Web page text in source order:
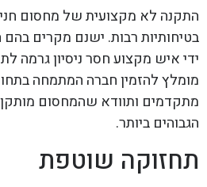
התקנה לא מקצועית של מחסום
בטיחותיות רבות. ישנם מקרים
ידי איש מקצוע חסר ניסיון גרמה
מומלץ להזמין חברה המתמחה
מתקדמים ותוודא שהמחסום
הגבוהים ביותר.
תחזוקה שוטפת